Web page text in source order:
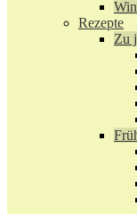
Rezepte
Zu